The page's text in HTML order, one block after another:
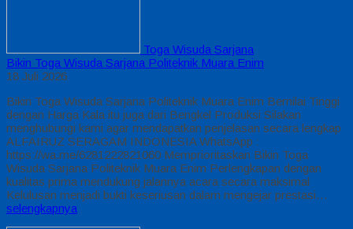
Toga Wisuda Sarjana
Bikin Toga Wisuda Sarjana Politeknik Muara Enim
18 Juli 2026
Bikin Toga Wisuda Sarjana Politeknik Muara Enim Bernilai Tinggi
dengan Harga Kala itu juga dari Bengkel Produksi Silakan
menghubungi kami agar mendapatkan penjelasan secara lengkap
ALFAIRUZ SERAGAM INDONESIA WhatsApp :
https://wa.me/6281222821060 Memprioritaskan Bikin Toga
Wisuda Sarjana Politeknik Muara Enim Perlengkapan dengan
kualitas prima mendukung jalannya acara secara maksimal
Kelulusan menjadi bukti keseriusan dalam mengejar prestasi…
selengkapnya